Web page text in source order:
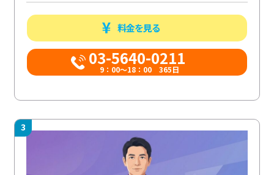
料金を見る
03-5640-0211
9：00～18：00 365日
3